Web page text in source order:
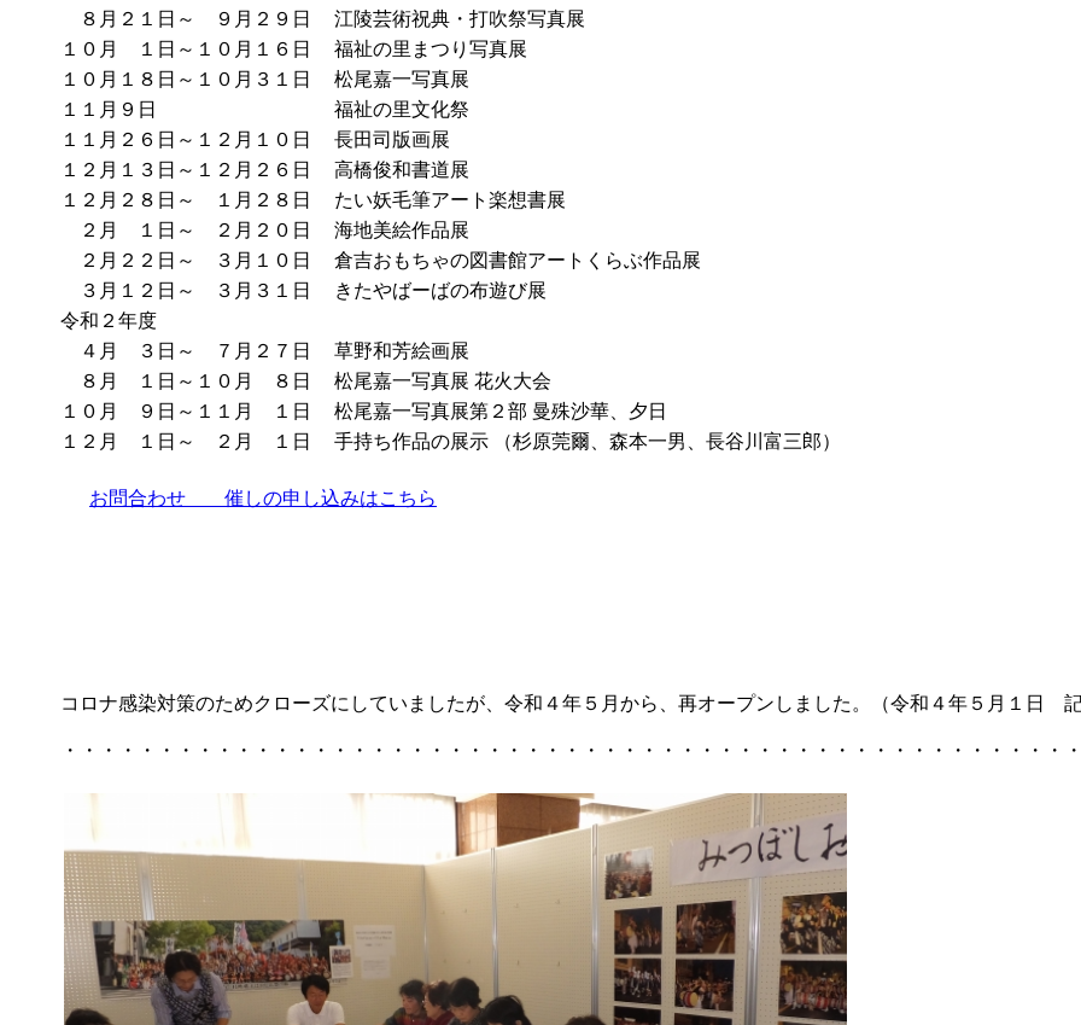
８月２１日～ ９月２９日
江陵芸術祝典・打吹祭写真展
１０月 １日～１０月１６日
福祉の里まつり写真展
１０月１８日～１０月３１日
松尾嘉一写真展
１１月９日
福祉の里文化祭
１１月２６日～１２月１０日
長田司版画展
１２月１３日～１２月２６日
高橋俊和書道展
１２月２８日～ １月２８日
たい妖毛筆アート楽想書展
２月 １日～ ２月２０日
海地美絵作品展
２月２２日～ ３月１０日
倉吉おもちゃの図書館アートくらぶ作品展
３月１２日～ ３月３１日
きたやばーばの布遊び展
令和２年度
４月 ３日～ ７月２７日
草野和芳絵画展
８月 １日～１０月 ８日
松尾嘉一写真展 花火大会
１０月 ９日～１１月 １日
松尾嘉一写真展第２部 曼殊沙華、夕日
１２月 １日～ ２月 １日
手持ち作品の展示 （杉原莞爾、森本一男、長谷川富三郎）
お問合わせ 催しの申し込みはこちら
コロナ感染対策のためクローズにしていましたが、令和４年５月から、再オープンしました。（令和４年５月１日 記
・・・・・・・・・・・・・・・・・・・・・・・・・・・・・・・・・・・・・・・・・・・・・・・・・・・・・